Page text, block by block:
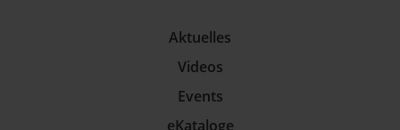
Aktuelles
Videos
Events
eKataloge